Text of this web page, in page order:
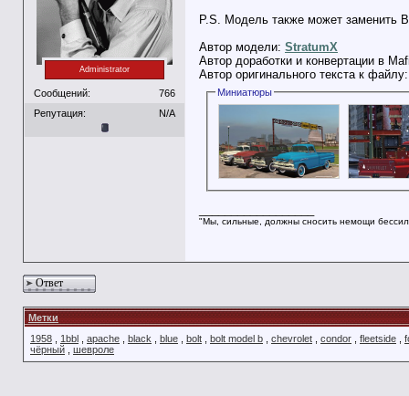
Administrator
Сообщений:
766
Репутация:
N/A
P.S. Модель также может заменить
Автор модели: StratumX
Автор доработки и конвертации в
Автор оригинального текста к
Миниатюры
"Мы, сильные, должны сносить немощи
Ответ
Метки
1958
1bbl apache black blue bolt bolt model b chevrolet condor fleetside
чёрный
шевроле